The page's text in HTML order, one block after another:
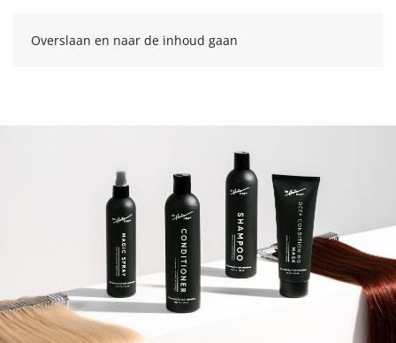
Overslaan en naar de inhoud gaan